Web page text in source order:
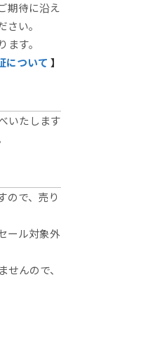
期待に沿え
い。
す。
について 】
いたします
ので、売り
ール対象外
んので、